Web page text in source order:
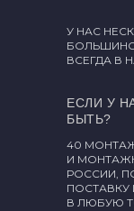
40
И
РОССИИ,
В ЛЮБУЮ
ЕСЛИ У
БЫТЬ?
У НАС
ВСЕГДА В